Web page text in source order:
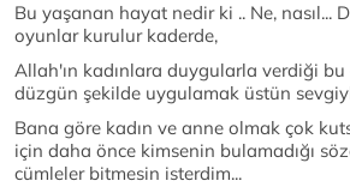
Bu yaşanan hayat nedir ki .. Ne, nasıl...
oyunlar kurulur kaderde,
Allah'ın kadınlara duygularla verdiği bu
düzgün şekilde uygulamak üstün
Bana göre kadın ve anne olmak çok
için daha önce kimsenin bulamadığı
cümleler bitmesin isterdim...